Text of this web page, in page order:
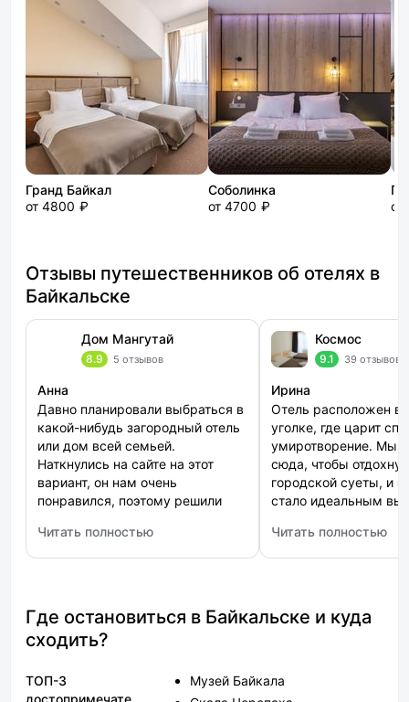
Гранд Байкал
от 4800 ₽
Соболинка
от 4700 ₽
от
Отзывы путешественников об отелях в
Байкальске
Дом Мангутай
8.9 5 отзывов
Анна
Давно планировали выбраться в
какой-нибудь загородный отель
или дом всей семьей.
Наткнулись на сайте на этот
вариант, он нам очень
понравился, поэтому решили
Сняли коттедж, чтобы всем
было комфортно. Все удобства
отлично, жарили мясо на
мангале. В общем, отдыхали на
все сто!
Читать полностью
: Дом Мангутай
Космос
9.1 39 отзывов
Ирина
Отель расположен в
уголке, где царит
умиротворение. Мы
сюда, чтобы
городской суеты, и
стало идеальным
продуманным
качественными
чувствовали себя в
как дома.
Читать полностью
: Космос
Где остановиться в Байкальске и куда
сходить?
ТОП-3
достопримечате
Музей Байкала